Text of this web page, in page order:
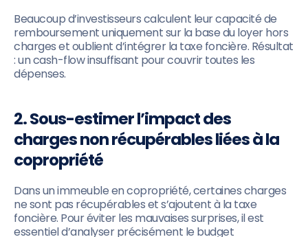
Beaucoup d’investisseurs calculent leur capacité de
remboursement uniquement sur la base du loyer hors
charges et oublient d’intégrer la taxe foncière. Résultat
: un cash-flow insuffisant pour couvrir toutes les
dépenses.
2. Sous-estimer l’impact des
charges non récupérables liées à la
copropriété
Dans un immeuble en copropriété, certaines charges
ne sont pas récupérables et s’ajoutent à la taxe
foncière. Pour éviter les mauvaises surprises, il est
essentiel d’analyser précisément le budget